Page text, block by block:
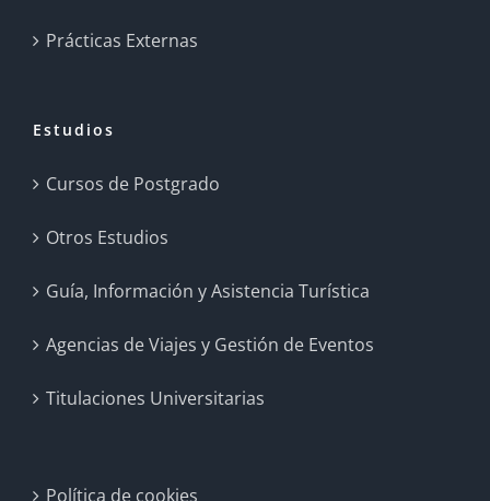
Prácticas Externas
Estudios
Cursos de Postgrado
Otros Estudios
Guía, Información y Asistencia Turística
Agencias de Viajes y Gestión de Eventos
Titulaciones Universitarias
Política de cookies